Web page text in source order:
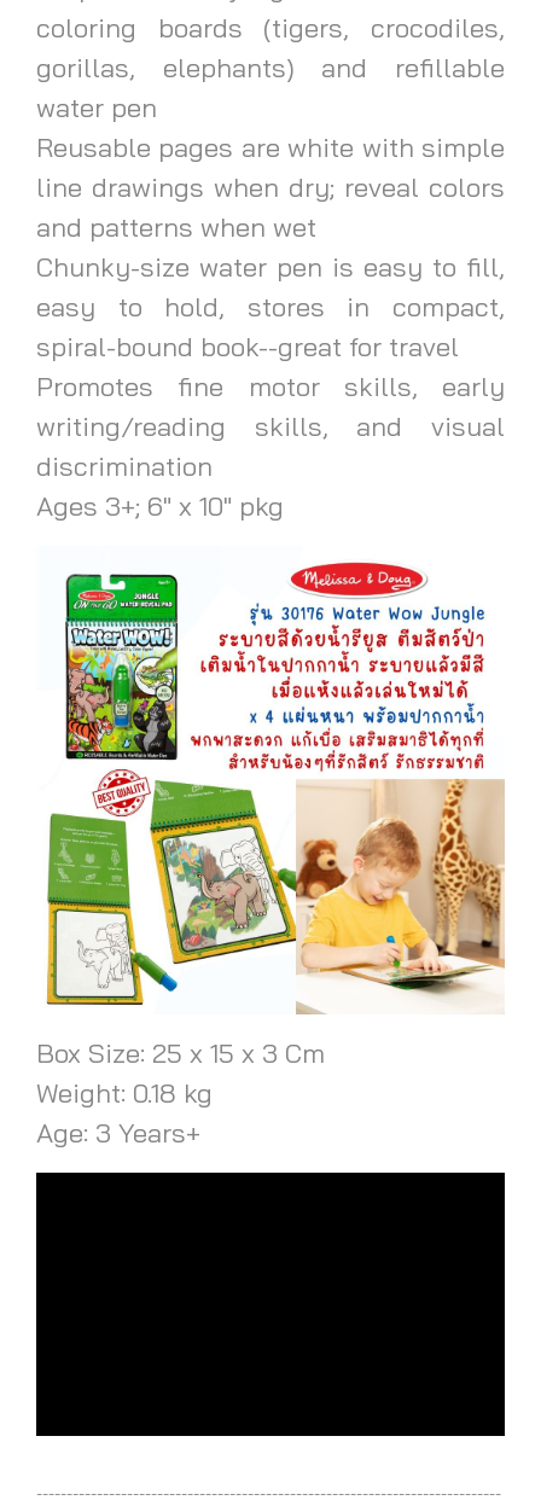
coloring boards (tigers, crocodiles,
gorillas, elephants) and refillable
water pen
Reusable pages are white with simple
line drawings when dry; reveal colors
and patterns when wet
Chunky-size water pen is easy to fill,
easy to hold, stores in compact,
spiral-bound book--great for travel
Promotes fine motor skills, early
writing/reading skills, and visual
discrimination
Ages 3+; 6" x 10" pkg
Box Size: 25 x 15 x 3 Cm
Weight: 0.18 kg
Age: 3 Years+
-----------------------------------------------------------------------------